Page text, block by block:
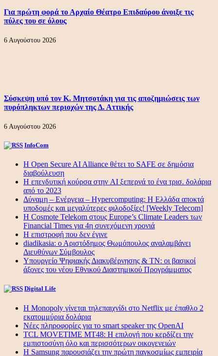
Για πρώτη φορά το Αρχαίο Θέατρο Επιδαύρου άνοιξε τις
πύλες του σε όλους
6 Αυγούστου 2026
Σύσκεψη υπό τον Κ. Μητσοτάκη για τις αποζημιώσεις των
πυρόπληκτων περιοχών της Δ. Αττικής
6 Αυγούστου 2026
InfoCom
Η Open Secure AI Alliance θέτει το SAFE σε δημόσια
διαβούλευση
Η επενδυτική κούρσα στην AI ξεπερνά το ένα τρισ. δολάρια
από το 2023
Δύναμη – Ενέργεια – Ηypercomputing: Η Ελλάδα αποκτά
υποδομές και μεγαλύτερες φιλοδοξίες! [Weekly Telecom]
Η Cosmote Telekom στους Europe’s Climate Leaders των
Financial Times για 4η συνεχόμενη χρονιά
Η επιστροφή που δεν έγινε
diadikasia: ο Αριστόδημος Θωμόπουλος αναλαμβάνει
Διευθύνων Σύμβουλος
Υπουργείο Ψηφιακής Διακυβέρνησης & ΤΝ: οι βασικοί
άξονες του νέου Εθνικού Διαστημικού Προγράμματος
Digital Life
Η Monopoly γίνεται τηλεπαιχνίδι στο Netflix με έπαθλο 2
εκατομμύρια δολάρια
Νέες πληροφορίες για το smart speaker της OpenAI
TCL MOVETIME MT48: Η επιλογή που κερδίζει την
εμπιστοσύνη όλο και περισσότερων οικογενειών
Η Samsung παρουσιάζει την πρώτη παγκοσμίως εμπειρία